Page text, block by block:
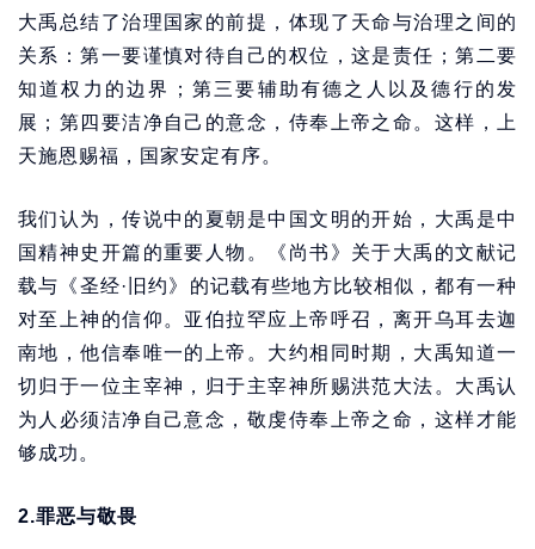
大禹总结了治理国家的前提，体现了天命与治理之间的
关系：第一要谨慎对待自己的权位，这是责任；第二要
知道权力的边界；第三要辅助有德之人以及德行的发
展；第四要洁净自己的意念，侍奉上帝之命。这样，上
天施恩赐福，国家安定有序。
我们认为，传说中的夏朝是中国文明的开始，大禹是中
国精神史开篇的重要人物。《尚书》关于大禹的文献记
载与《圣经·旧约》的记载有些地方比较相似，都有一种
对至上神的信仰。亚伯拉罕应上帝呼召，离开乌耳去迦
南地，他信奉唯一的上帝。大约相同时期，大禹知道一
切归于一位主宰神，归于主宰神所赐洪范大法。大禹认
为人必须洁净自己意念，敬虔侍奉上帝之命，这样才能
够成功。
2.罪恶与敬畏